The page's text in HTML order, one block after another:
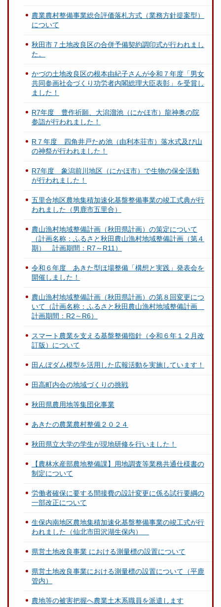
農業農村整備事業総合評価落札方式（業務方針提案型）
について
秋田市７土地改良区の合併予備契約調印式が行われまし
た。
かづの土地改良区の根本由紀子さんが令和７年度「男女
共同参画社会づくり功労者内閣総理大臣表彰」を受賞し
ました！
R7年度 豊作祈願、大潟溜池（にかほ市）龍神奥の院
参詣が行われました！
R７年度 四角井戸ため池（由利本荘市）落水式及び山
の神祭が行われました！
R7年度 象潟前川地区（にかほ市）で生物の保全活動
が行われました！
五里合地区農地集積加速化基盤整備事業の竣工式典が行
われました（男鹿市五里合）
農山漁村地域整備計画（秋田県計画）の策定について
（計画名称：ふるさと秋田農山漁村地域整備計画（第４
期） 計画期間：R7～R11）
令和６年度 あきた型ほ場整備「構想と実践」発表会を
開催しました！
農山漁村地域整備計画（秋田県計画）の第８回変更につ
いて（計画名称：ふるさと秋田農山漁村地域整備計画
計画期間：R2～R6）
スマート農業を支える基盤整備指針（令和６年１２月改
訂版）について
田んぼダム模型を活用した広報活動を実施しています！
田高町内会の地域づくりの挑戦
秋田県農用地等集団化事業
あきたの農業農村整備２０２４
秋田県立大学の学生が現地研修を行いました！
【農林水産部農地整備課】用地調査等業務共通仕様書の
制定について
労働者確保に要する間接費の設計変更に係る試行要綱の
一部改正について
生保内南地区農地集積加速化基盤整備事業の竣工式が行
われました（仙北市田沢湖生保内）
県営土地改良事業 における測量標の設置について
県営土地改良事業における測量標の設置について（平鹿
管内）
農地等の被害把握へ農業土木系職員を派遣します